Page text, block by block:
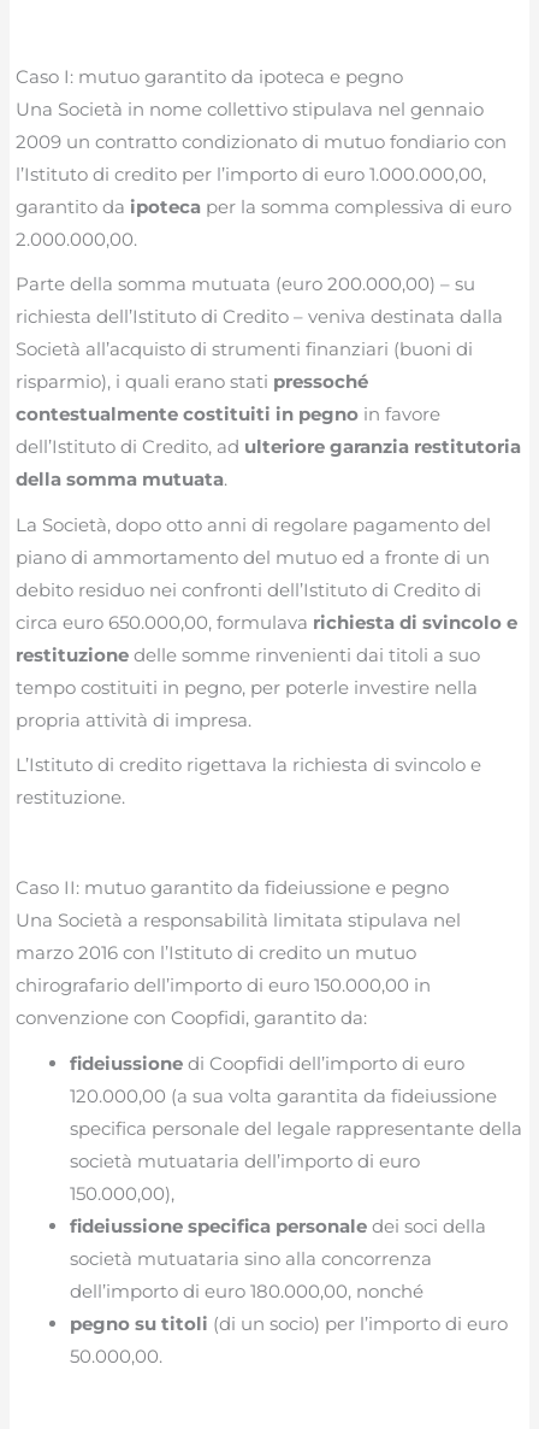
Caso I: mutuo garantito da ipoteca e pegno
Una Società in nome collettivo stipulava nel gennaio
2009 un contratto condizionato di mutuo fondiario con
l’Istituto di credito per l’importo di euro 1.000.000,00,
garantito da ipoteca per la somma complessiva di euro
2.000.000,00.
Parte della somma mutuata (euro 200.000,00) – su
richiesta dell’Istituto di Credito – veniva destinata dalla
Società all’acquisto di strumenti finanziari (buoni di
risparmio), i quali erano stati pressoché
contestualmente costituiti in pegno in favore
dell’Istituto di Credito, ad ulteriore garanzia restitutoria
della somma mutuata.
La Società, dopo otto anni di regolare pagamento del
piano di ammortamento del mutuo ed a fronte di un
debito residuo nei confronti dell’Istituto di Credito di
circa euro 650.000,00, formulava richiesta di svincolo e
restituzione delle somme rinvenienti dai titoli a suo
tempo costituiti in pegno, per poterle investire nella
propria attività di impresa.
L’Istituto di credito rigettava la richiesta di svincolo e
restituzione.
Caso II: mutuo garantito da fideiussione e pegno
Una Società a responsabilità limitata stipulava nel
marzo 2016 con l’Istituto di credito un mutuo
chirografario dell’importo di euro 150.000,00 in
convenzione con Coopfidi, garantito da:
fideiussione di Coopfidi dell’importo di euro
120.000,00 (a sua volta garantita da fideiussione
specifica personale del legale rappresentante della
società mutuataria dell’importo di euro
150.000,00),
fideiussione specifica personale dei soci della
società mutuataria sino alla concorrenza
dell’importo di euro 180.000,00, nonché
pegno su titoli (di un socio) per l’importo di euro
50.000,00.